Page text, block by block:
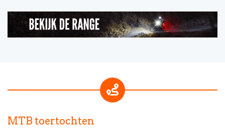
MTB toertochten